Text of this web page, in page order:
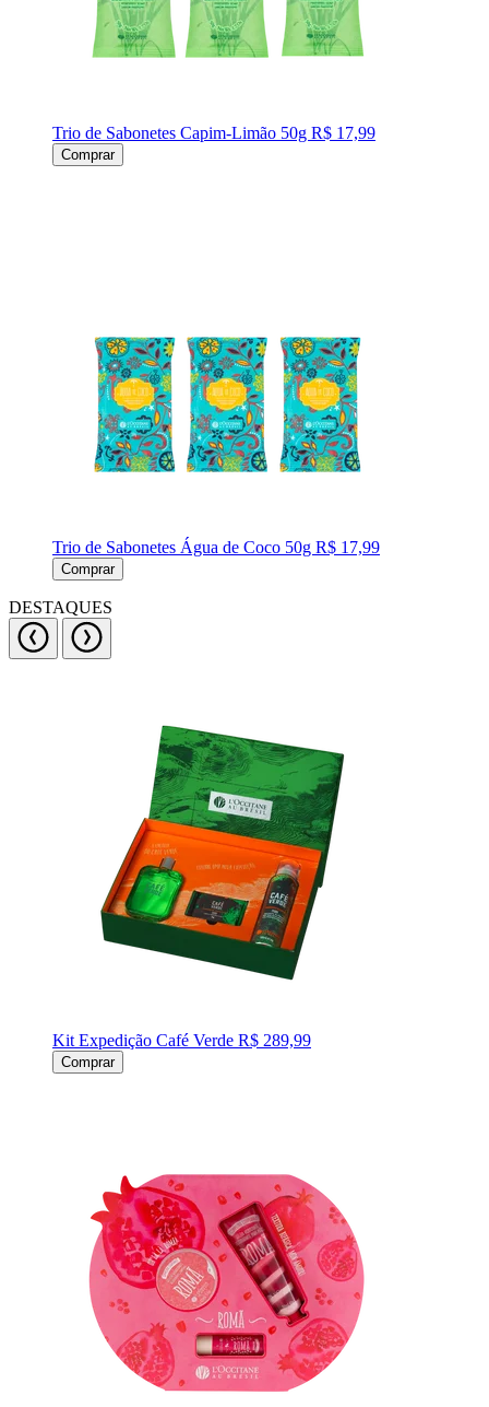
Trio de Sabonetes Capim-Limão 50g R$ 17,99
Comprar
Trio de Sabonetes Água de Coco 50g R$ 17,99
Comprar
DESTAQUES
Kit Expedição Café Verde R$ 289,99
Comprar